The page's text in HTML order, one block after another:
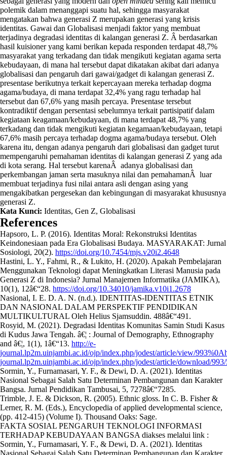
polemik dalam menanggapi suatu hal, sehingga masyarakat
mengatakan bahwa generasi Z merupakan generasi yang krisis
identitas. Gawai dan Globalisasi menjadi faktor yang membuat
terjadinya degradasi identitas di kalangan generasi Z. Â berdasarkan
hasil kuisioner yang kami berikan kepada responden terdapat 48,7%
masyarakat yang terkadang dan tidak mengikuti kegiatan agama serta
kebudayaan, di mana hal tersebut dapat dikatakan akibat dari adanya
globalisasi dan pengaruh dari gawai/gadget di kalangan generasi Z.
presentase berikutnya terkait kepercayaan mereka terhadap dogma
agama/budaya, di mana terdapat 32,4% yang ragu terhadap hal
tersebut dan 67,6% yang masih percaya. Presentase tersebut
kontradiktif dengan persentasi sebelumnya terkait partisipatif dalam
kegiataan keagamaan/kebudayaan, di mana terdapat 48,7% yang
terkadang dan tidak mengikuti kegiatan kegamaan/kebudayaan, tetapi
67,6% masih percaya terhadap dogma agama/budaya tersebut. Oleh
karena itu, dengan adanya pengaruh dari globalisasi dan gadget turut
mempengaruhi pemahaman identitas di kalangan generasi Z yang ada
di kota serang. Hal tersebut karenaÂ adanya globalisasi dan
perkembangan jaman serta masuknya nilai dan pemahamanÂ luar
membuat terjadinya fusi nilai antara asli dengan asing yang
mengakibatkan pergesekan dan kebingungan di masyarakat khususnya
generasi Z.
Kata Kunci: Identitas, Gen Z, Globalisasi
References
Hapsoro, L. P. (2016). Identitas Moral: Rekonstruksi Identitas
Keindonesiaan pada Era Globalisasi Budaya. MASYARAKAT: Jurnal
Sosiologi, 20(2). https://doi.org/10.7454/mjs.v20i2.4648
Hastini, L. Y., Fahmi, R., & Lukito, H. (2020). Apakah Pembelajaran
Menggunakan Teknologi dapat Meningkatkan Literasi Manusia pada
Generasi Z di Indonesia? Jurnal Manajemen Informatika (JAMIKA),
10(1), 12â€“28. https://doi.org/10.34010/jamika.v10i1.2678
Nasional, I. E. D. A. N. (n.d.). IDENTITAS-IDENTITAS ETNIK
DAN NASIONAL DALAM PERSPEKTIF PENDIDIKAN
MULTIKULTURAL Oleh Helius Sjamsuddin. 488â€“491.
Rosyid, M. (2021). Degradasi Identitas Komunitas Samin Studi Kasus
di Kudus Jawa Tengah. â€¦ : Journal of Demography, Ethnography
and â€¦, 1(1), 1â€“13. http://e-
journal.lp2m.uinjambi.ac.id/ojp/index.php/jodest/article/view/
journal.lp2m.uinjambi.ac.id/ojp/index.php/jodest/article/download/
Sormin, Y., Furnamasari, Y. F., & Dewi, D. A. (2021). Identitas
Nasional Sebagai Salah Satu Determinan Pembangunan dan Karakter
Bangsa. Jurnal Pendidikan Tambusai, 5, 7278â€“7285.
Trimble, J. E. & Dickson, R. (2005). Ethnic gloss. In C. B. Fisher &
Lerner, R. M. (Eds.), Encyclopedia of applied developmental science,
(pp. 412-415) (Volume I). Thousand Oaks: Sage.
FAKTA SOSIAL PENGARUH TEKNOLOGI INFORMASI
TERHADAP KEBUDAYAAN BANGSA diakses melalui link :
Sormin, Y., Furnamasari, Y. F., & Dewi, D. A. (2021). Identitas
Nasional Sebagai Salah Satu Determinan Pembangunan dan Karakter